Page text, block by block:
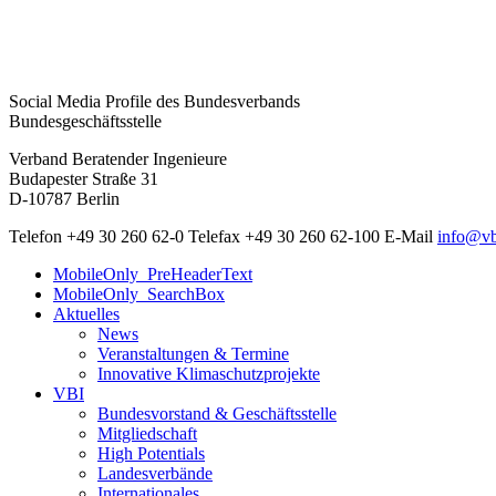
Social Media Profile des Bundesverbands
Bundesgeschäftsstelle
Verband Beratender Ingenieure
Budapester Straße 31
D-10787 Berlin
Telefon +49 30 260 62-0 Telefax +49 30 260 62-100 E-Mail
MobileOnly_PreHeaderText
MobileOnly_SearchBox
Aktuelles
News
Veranstaltungen & Termine
Innovative Klimaschutzprojekte
VBI
Bundesvorstand & Geschäftsstelle
Mitgliedschaft
High Potentials
Landesverbände